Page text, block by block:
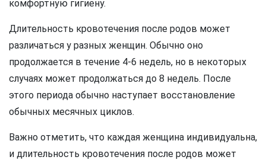
комфортную гигиену.
Длительность кровотечения после родов может
различаться у разных женщин. Обычно оно
продолжается в течение 4-6 недель, но в некоторых
случаях может продолжаться до 8 недель. После
этого периода обычно наступает восстановление
обычных месячных циклов.
Важно отметить, что каждая женщина индивидуальна,
и длительность кровотечения после родов может